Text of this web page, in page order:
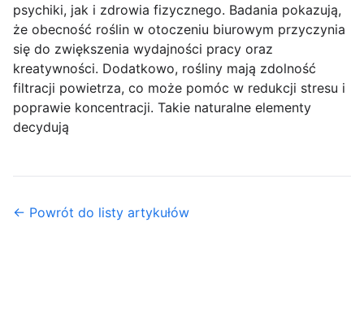
psychiki, jak i zdrowia fizycznego. Badania pokazują,
że obecność roślin w otoczeniu biurowym przyczynia
się do zwiększenia wydajności pracy oraz
kreatywności. Dodatkowo, rośliny mają zdolność
filtracji powietrza, co może pomóc w redukcji stresu i
poprawie koncentracji. Takie naturalne elementy
decydują
← Powrót do listy artykułów